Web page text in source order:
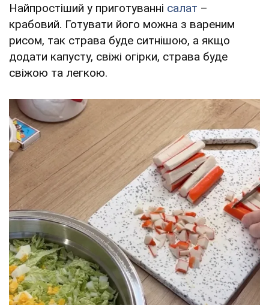
Найпростіший у приготуванні салат –
крабовий. Готувати його можна з вареним
рисом, так страва буде ситнішою, а якщо
додати капусту, свіжі огірки, страва буде
свіжою та легкою.